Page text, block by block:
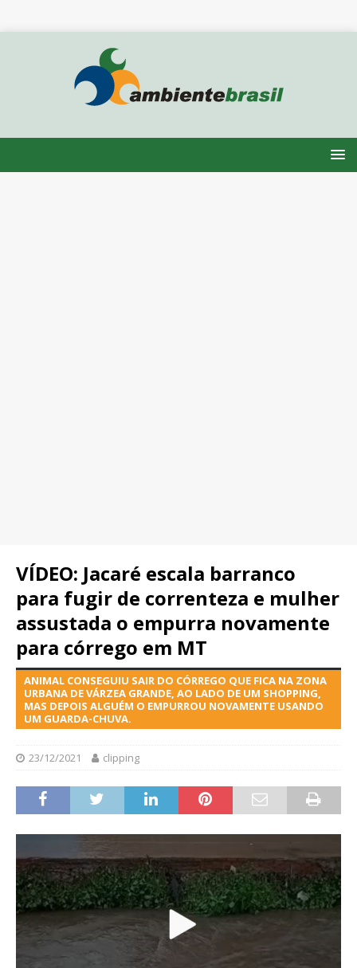
VÍDEO: Jacaré escala barranco
para fugir de correnteza e mulher
assustada o empurra novamente
para córrego em MT
ANIMAL CONSEGUIU SAIR DO CÓRREGO QUE FICA NA ZONA
URBANA DE VÁRZEA GRANDE, AO LADO DE UM SHOPPING,
MAS DEPOIS ALGUÉM O EMPURROU NOVAMENTE USANDO
UM GUARDA-CHUVA.
23/12/2021 clipping